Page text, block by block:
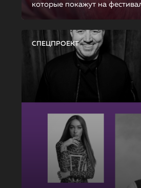
которые покажут на
СПЕЦПРОЕКТ